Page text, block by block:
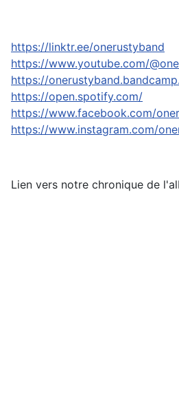
https://linktr.ee/onerustyband
https://www.youtube.com/
https://
https://open.spotify.com/
https://www.facebook.com/
https://www.instagram.com/
Lien vers notre chronique de